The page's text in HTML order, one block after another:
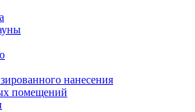
нанесения
помещений